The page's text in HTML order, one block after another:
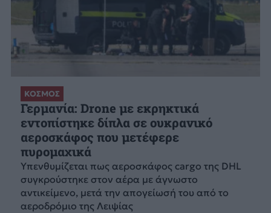
ΚΟΣΜΟΣ
Γερμανία: Drone με εκρηκτικά
εντοπίστηκε δίπλα σε ουκρανικό
αεροσκάφος που μετέφερε
πυρομαχικά
Υπενθυμίζεται πως αεροσκάφος cargo της DHL
συγκρούστηκε στον αέρα με άγνωστο
αντικείμενο, μετά την απογείωσή του από το
αεροδρόμιο της Λειψίας